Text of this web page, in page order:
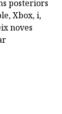
posteriors
Xbox, i,
noves